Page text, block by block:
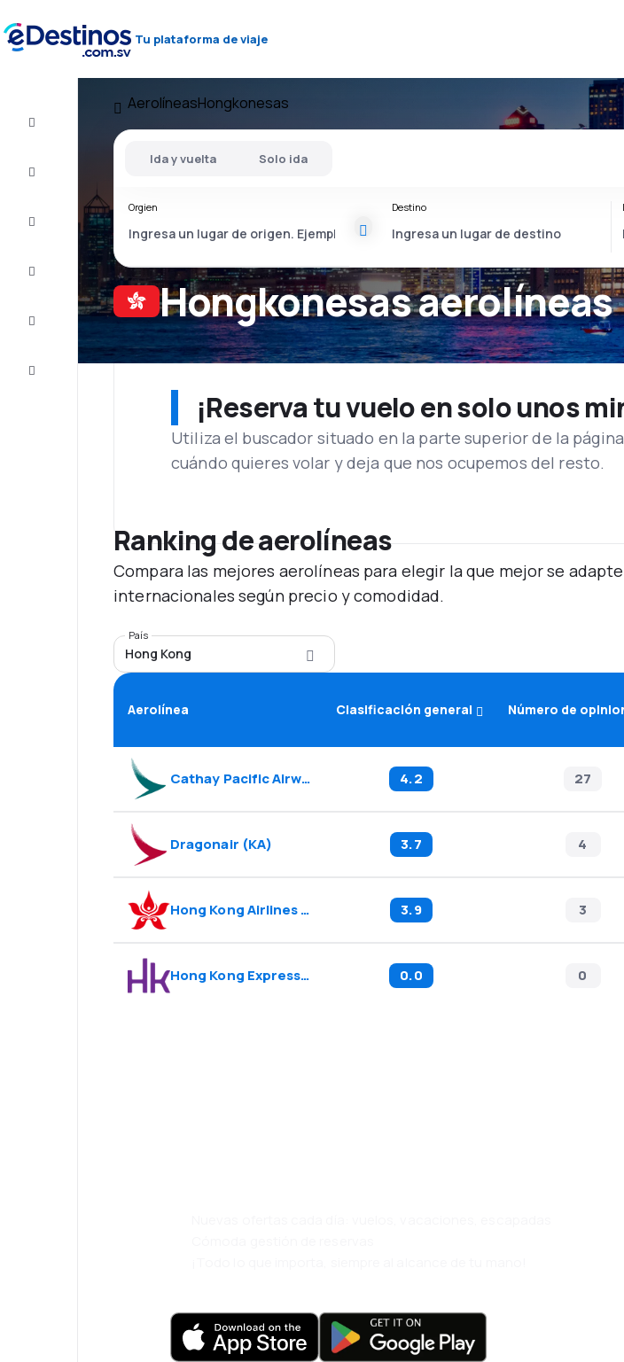
Tu plataforma de viaje
Ofertas
Completa
el viaje
Inspiración
Atención
AerolíneasHongkonesas
Hongkonesas aerolíneas
Ida y vuelta Solo ida
Orgien Destino
¡Reserva tu vuelo en solo unos
Utiliza el buscador situado en la parte superior de la
cuándo quieres volar y deja que nos ocupemos del resto.
Ranking de aerolíneas
Compara las mejores aerolíneas para elegir la que mejor se
internacionales según precio y comodidad.
País
Hong Kong
Aerolínea Clasificación general Número de
Cathay Pacific Airways 4.2 27
Dragonair (KA) 3.7 4
Hong Kong Airlines HX 3.9 3
Hong Kong Express Airways ) 0.0 0